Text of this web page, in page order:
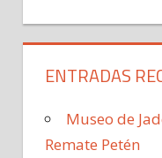
ENTRADAS
Museo de
Remate Petén